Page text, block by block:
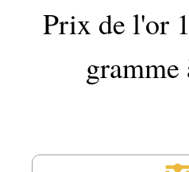
Prix de l'or